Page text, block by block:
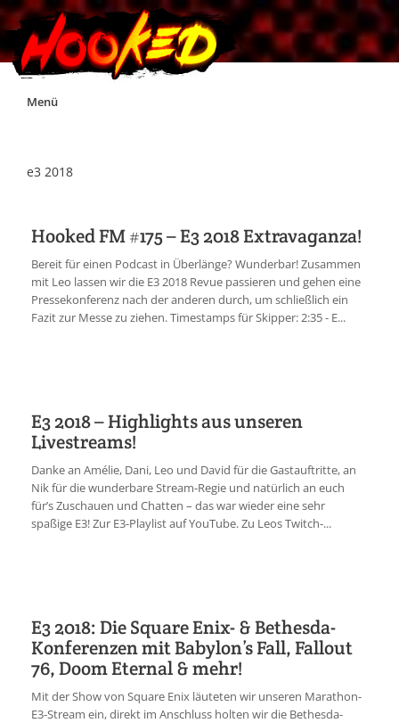
Skip
Menü
Impressum
Jobs
e3 2018
Hooked FM #175 – E3 2018 Extravaganza!
Bereit für einen Podcast in Überlänge? Wunderbar! Zusammen
mit Leo lassen wir die E3 2018 Revue passieren und gehen eine
Pressekonferenz nach der anderen durch, um schließlich ein
Fazit zur Messe zu ziehen. Timestamps für Skipper: 2:35 - E...
E3 2018 – Highlights aus unseren
Livestreams!
Danke an Amélie, Dani, Leo und David für die Gastauftritte, an
Nik für die wunderbare Stream-Regie und natürlich an euch
für’s Zuschauen und Chatten – das war wieder eine sehr
spaßige E3! Zur E3-Playlist auf YouTube. Zu Leos Twitch-...
E3 2018: Die Square Enix- & Bethesda-
Konferenzen mit Babylon’s Fall, Fallout
76, Doom Eternal & mehr!
Mit der Show von Square Enix läuteten wir unseren Marathon-
E3-Stream ein, direkt im Anschluss holten wir die Bethesda-